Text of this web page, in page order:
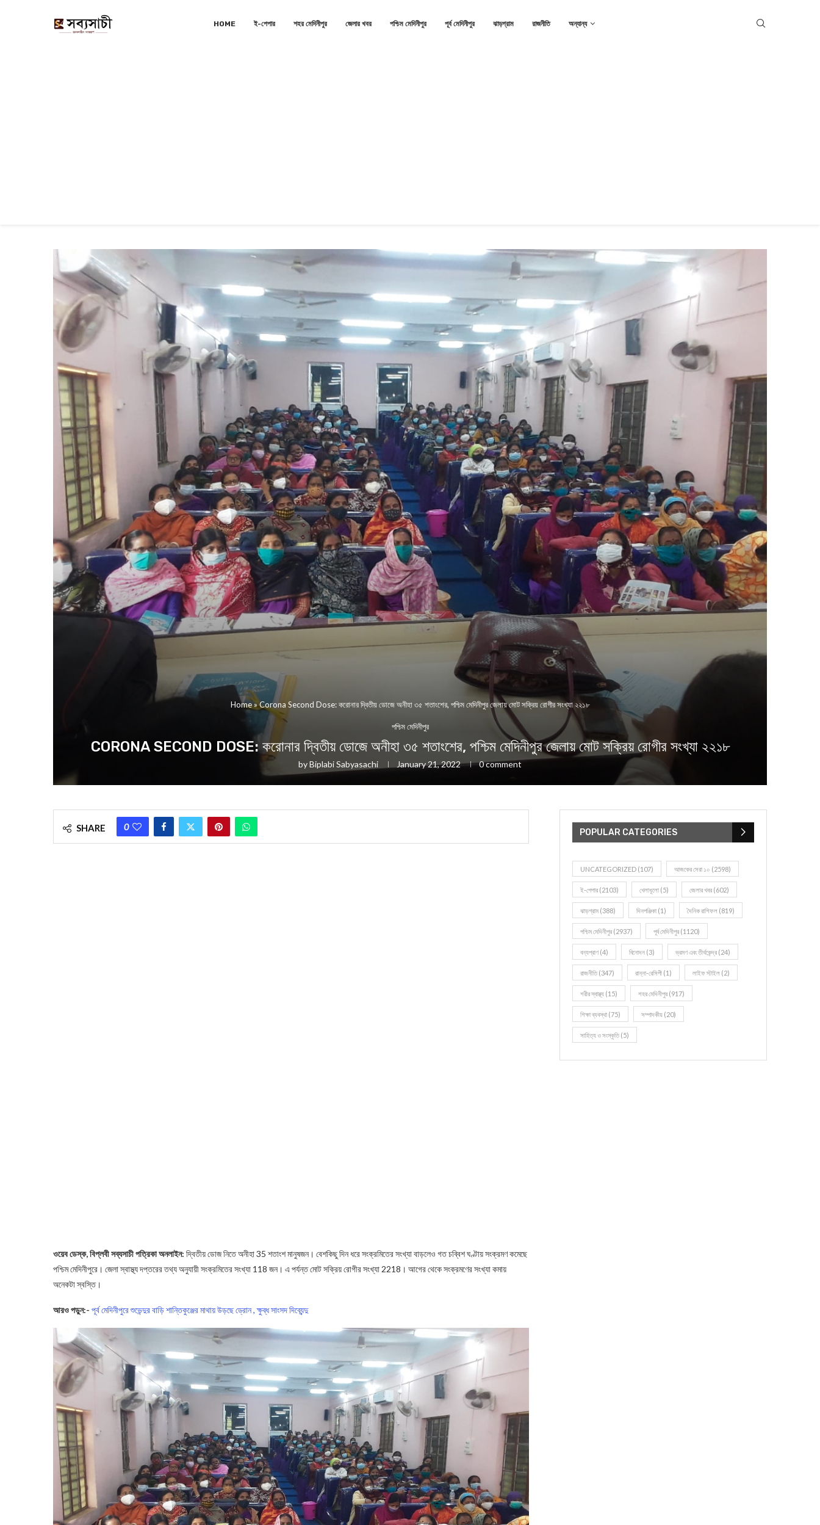
HOME ই-পেপার শহর মেদিনীপুর জেলার খবর পশ্চিম মেদিনীপুর পূর্ব মেদিনীপুর ঝাড়গ্রাম রাজনীতি অন্যান্য
Home»Corona Second Dose: করোনার দ্বিতীয় ডোজে অনীহা ৩৫ শতাংশের, পশ্চিম মেদিনীপুর জেলায় মোট সক্রিয় রোগীর সংখ্যা ২২১৮
পশ্চিম মেদিনীপুর
CORONA SECOND DOSE: করোনার দ্বিতীয় ডোজে অনীহা ৩৫ শতাংশের, পশ্চিম মেদিনীপুর জেলায় মোট সক্রিয় রোগীর সংখ্যা ২২১৮
byBiplabi Sabyasachi January 21, 2022 0 comment
SHARE 0
ওয়েব ডেস্ক, বিপ্লবী সব্যসাচী পত্রিকা অনলাইন: দ্বিতীয় ডোজ নিতে অনীহা 35 শতাংশ মানুষজন। বেশকিছু দিন ধরে সংক্রমিতের সংখ্যা বাড়লেও গত চব্বিশ ঘণ্টায় সংক্রমণ কমেছে
পশ্চিম মেদিনীপুরে। জেলা স্বাস্থ্য দপ্তরের তথ্য অনুযায়ী সংক্রমিতের সংখ্যা 118 জন। এ পর্যন্ত মোট সক্রিয় রোগীর সংখ্যা 2218। আগের থেকে সংক্রমণের সংখ্যা কমায়
অনেকটা স্বস্তি।
আরও পড়ুন:- পূর্ব মেদিনীপুরে শুভেন্দুর বাড়ি শান্তিকুঞ্জের মাথায় উড়ছে ড্রোন , ক্ষুব্ধ সাংসদ দিব্যেন্দু
POPULAR CATEGORIES
UNCATEGORIZED (107) আজকের সেরা ১০ (2598)
ই-পেপার (2103) খেলাধূলো (5) জেলার খবর (602)
ঝাড়গ্রাম (388) দিনপঞ্জিকা (1) দৈনিক রাশিফল (819)
পশ্চিম মেদিনীপুর (2937) পূর্ব মেদিনীপুর (1120)
বন্যপ্রাণ (4) বিনোদন (3) ভ্রমণ এবং তীর্থকেন্দ্র (24)
রাজনীতি(347) রান্না-রেসিপী (1) লাইফ স্টাইল (2)
শরীর স্বাস্থ্য (15) শহর মেদিনীপুর (917)
শিক্ষা ব্যবস্থা (75) সম্পাদকীয় (20)
সাহিত্য ও সংস্কৃতি(5)